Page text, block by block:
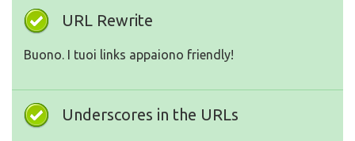
URL Rewrite
Buono. I tuoi links appaiono friendly!
Underscores in the URLs